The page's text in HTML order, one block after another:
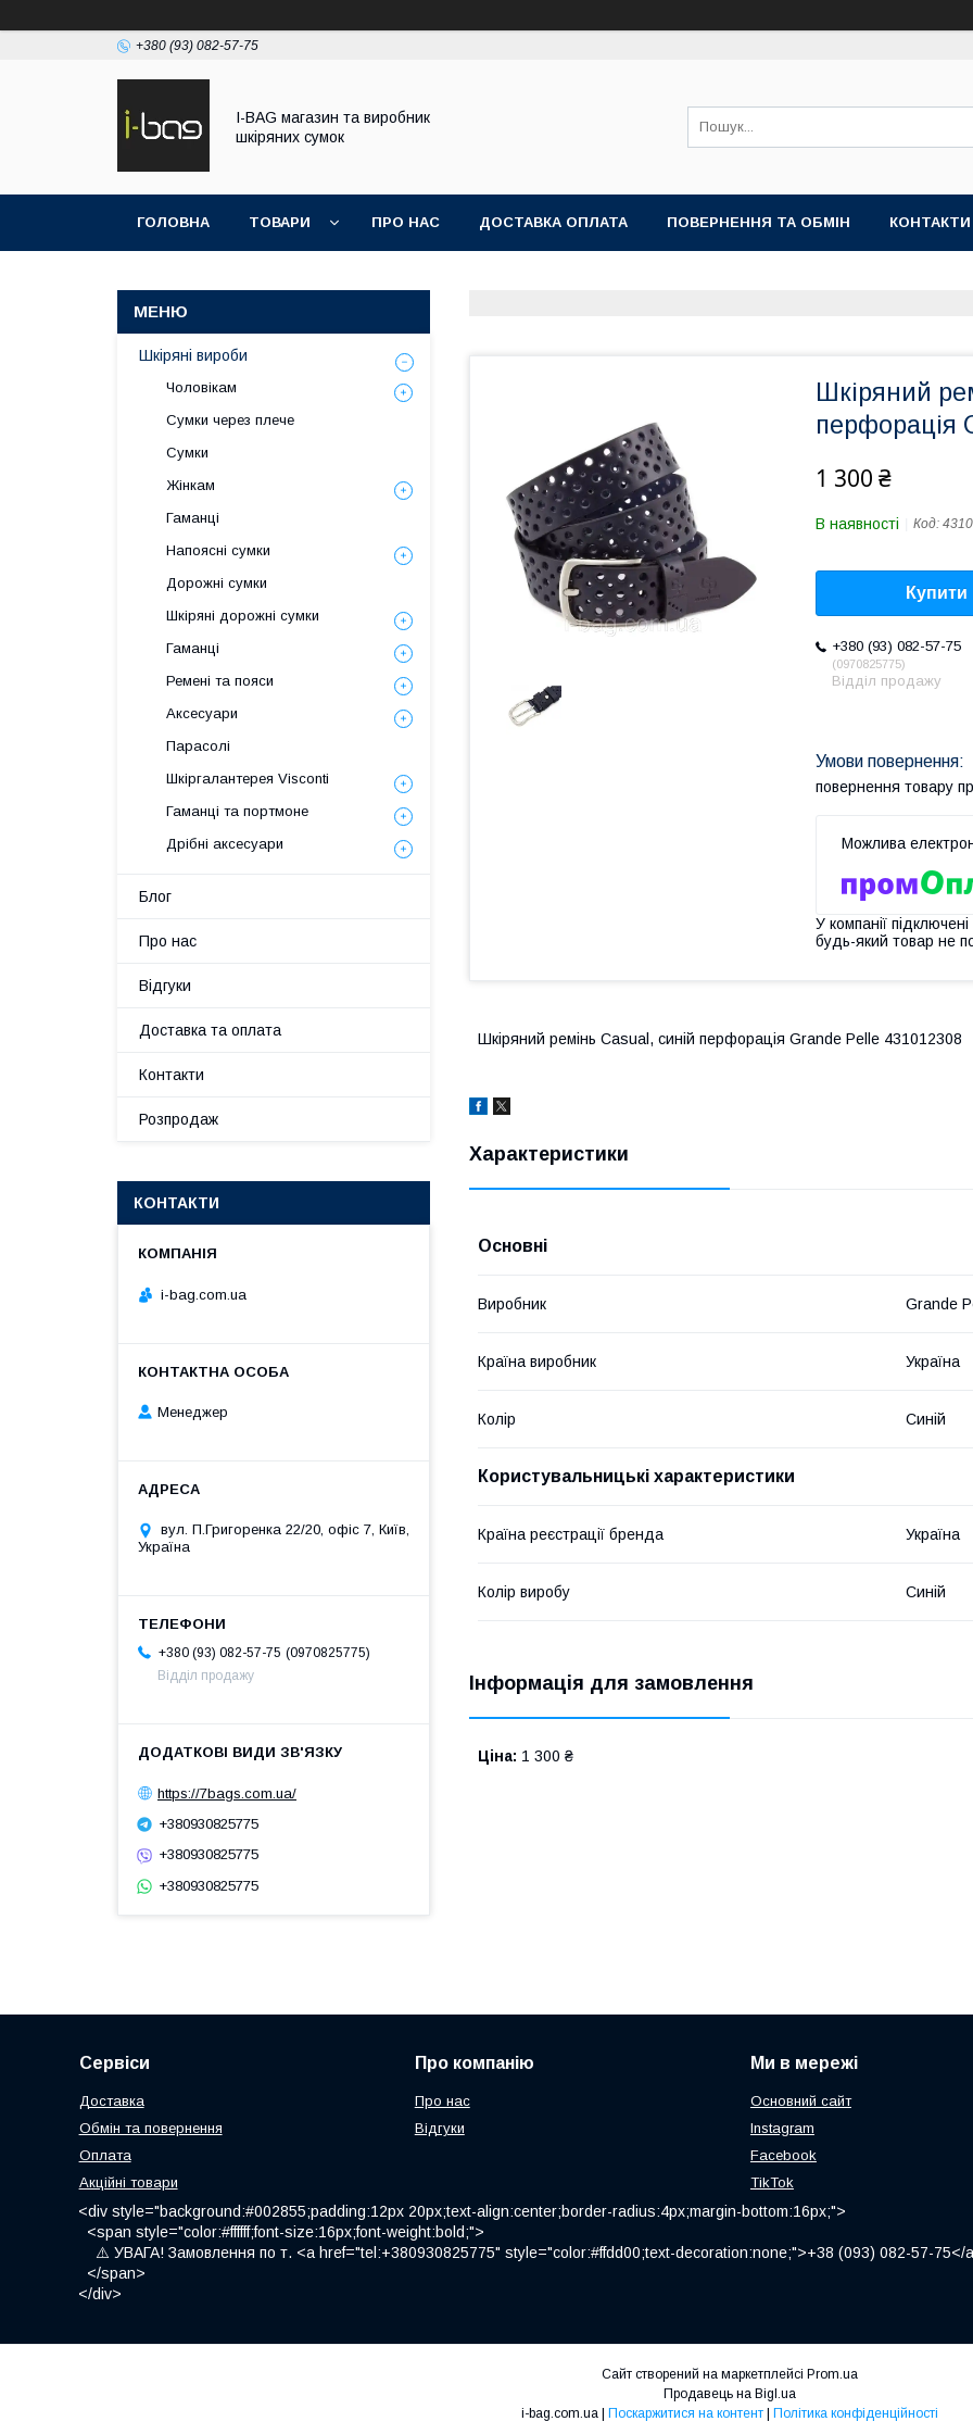
+380 (93) 082-57-75
I-BAG магазин та виробник
шкіряних сумок
ГОЛОВНА ТОВАРИ ПРО НАС ДОСТАВКА ОПЛАТА ПОВЕРНЕННЯ ТА ОБМІН КОНТАКТИ
Шкіряний
перфорація
1 300 ₴
В наявності Код:
Купити
+380 (93) 082-57-75
0970825775
Відділ продажу
повернення товару
У компанії
будь-який товар не
Шкіряний ремінь Casual, синій перфорація Grande Pelle 431012308
Характеристики
Основні
Виробник Grande
Країна виробник Україна
Колір Синій
Користувальницькі характеристики
Країна реєстрації бренда Україна
Колір виробу Синій
Інформація для замовлення
Ціна: 1 300 ₴
Шкіряні вироби
Чоловікам
Сумки через плече
Сумки
Жінкам
Гаманці
Напоясні сумки
Дорожні сумки
Шкіряні дорожні сумки
Гаманці
Ремені та пояси
Аксесуари
Парасолі
Шкіргалантерея Visconti
Гаманці та портмоне
Дрібні аксесуари
Блог
Про нас
Відгуки
Доставка та оплата
Контакти
Розпродаж
КОНТАКТИ
i-bag.com.ua
Менеджер
вул. П.Григоренка 22/20, офіс 7, Київ,
Україна
+380 (93) 082-57-75
0970825775
Відділ продажу
https://7bags.com.ua/
+380930825775
+380930825775
+380930825775
Сервіси
Доставка
Обмін та повернення
Оплата
Акційні товари
Про компанію
Про нас
Відгуки
Ми в мережі
Основний сайт
Instagram
Facebook
TikTok
<div style="background:#002855;padding:12px 20px;text-align:center;border-radius:4px;margin-bottom:16px;">
<span style="color:#ffffff;font-size:16px;font-weight:bold;">
⚠️ УВАГА! Замовлення по т. <a href="tel:+380930825775" style="color:#ffdd00;text-decoration:none;">+38 (093) 082-57-
</span>
</div>
Сайт створений на маркетплейсі Prom.ua
Продавець на Bigl.ua
Поскаржитися на контент Політика конфіденційності